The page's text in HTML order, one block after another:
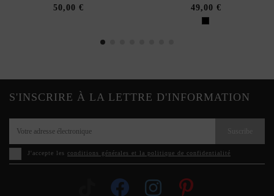
50,00 €
49,00 €
S'INSCRIRE À LA LETTRE D'INFORMATION
J'accepte les conditions générales et la politique de confidentialité